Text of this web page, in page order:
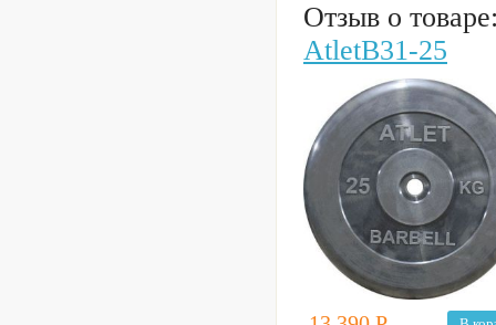
Отзыв о
AtletB31-25